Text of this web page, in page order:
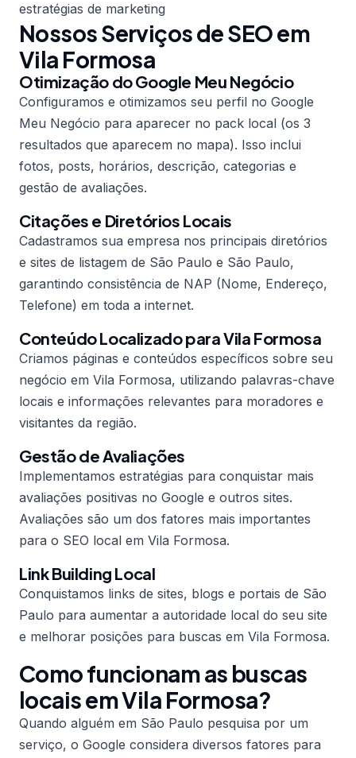
estratégias de marketing
Nossos Serviços de SEO em
Vila Formosa
Otimização do Google Meu Negócio
Configuramos e otimizamos seu perfil no Google
Meu Negócio para aparecer no pack local (os 3
resultados que aparecem no mapa). Isso inclui
fotos, posts, horários, descrição, categorias e
gestão de avaliações.
Citações e Diretórios Locais
Cadastramos sua empresa nos principais diretórios
e sites de listagem de São Paulo e São Paulo,
garantindo consistência de NAP (Nome, Endereço,
Telefone) em toda a internet.
Conteúdo Localizado para Vila Formosa
Criamos páginas e conteúdos específicos sobre seu
negócio em Vila Formosa, utilizando palavras-chave
locais e informações relevantes para moradores e
visitantes da região.
Gestão de Avaliações
Implementamos estratégias para conquistar mais
avaliações positivas no Google e outros sites.
Avaliações são um dos fatores mais importantes
para o SEO local em Vila Formosa.
Link Building Local
Conquistamos links de sites, blogs e portais de São
Paulo para aumentar a autoridade local do seu site
e melhorar posições para buscas em Vila Formosa.
Como funcionam as buscas
locais em Vila Formosa?
Quando alguém em São Paulo pesquisa por um
serviço, o Google considera diversos fatores para